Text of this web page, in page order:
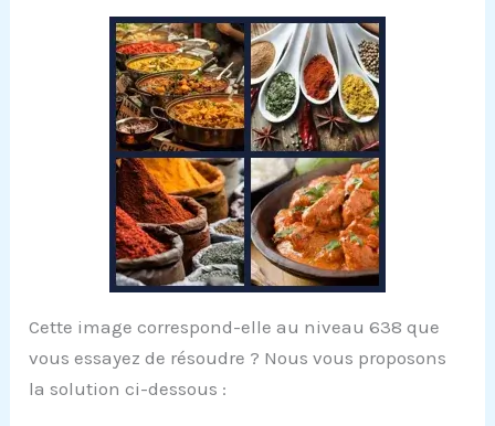
Cette image correspond-elle au niveau 638 que
vous essayez de résoudre ? Nous vous proposons
la solution ci-dessous :